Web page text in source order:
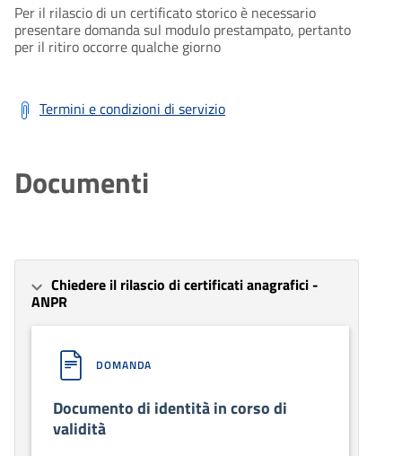
Per il rilascio di un certificato storico è necessario
presentare domanda sul modulo prestampato, pertanto
per il ritiro occorre qualche giorno
Termini e condizioni di servizio
Documenti
Chiedere il rilascio di certificati anagrafici -
ANPR
DOMANDA
Documento di identità in corso di
validità